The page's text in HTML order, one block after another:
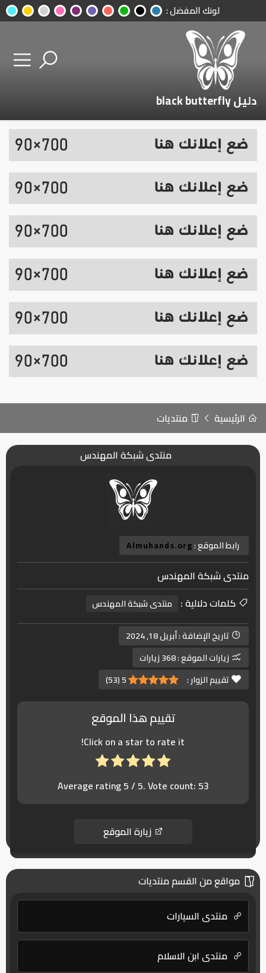
لونك المفضل :
دليل black butterfly
الرئيسية منتديات
منتدى شبكة المهندس
رابط الموقع :Almuhands.org
منتدى شبكة المهندس
كلمات دلالية :
منتدى شبكة المهندس
تاريخ الإضافة :أبريل 18, 2024
زيارات الموقع :368 زيارات
تقييم الزوار :
5
(
53
)
تقييم هذا الموقع
Click on a star to rate it!
Average rating5/ 5. Vote count:53
زيارة الموقع
مواقع من القسم منتديات
منتدى السيارات
منتدي ابن الاسلام